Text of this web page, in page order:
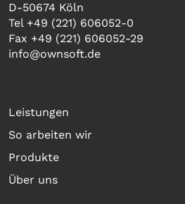
D-50674 Köln
Tel +49 (221) 606052-0
Fax +49 (221) 606052-29
info@ownsoft.de
Leistungen
So arbeiten wir
Produkte
Über uns